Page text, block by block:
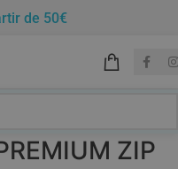
de 50€
ZIP